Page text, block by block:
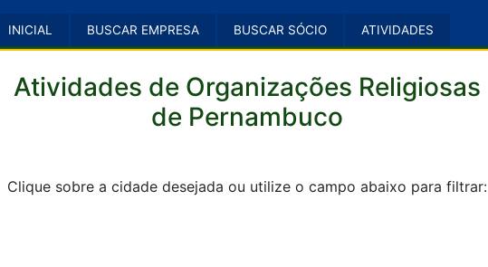
INICIAL BUSCAR EMPRESA BUSCAR SÓCIO ATIVIDADES
Atividades de Organizações Religiosas
de Pernambuco
Clique sobre a cidade desejada ou utilize o campo abaixo para filtrar: